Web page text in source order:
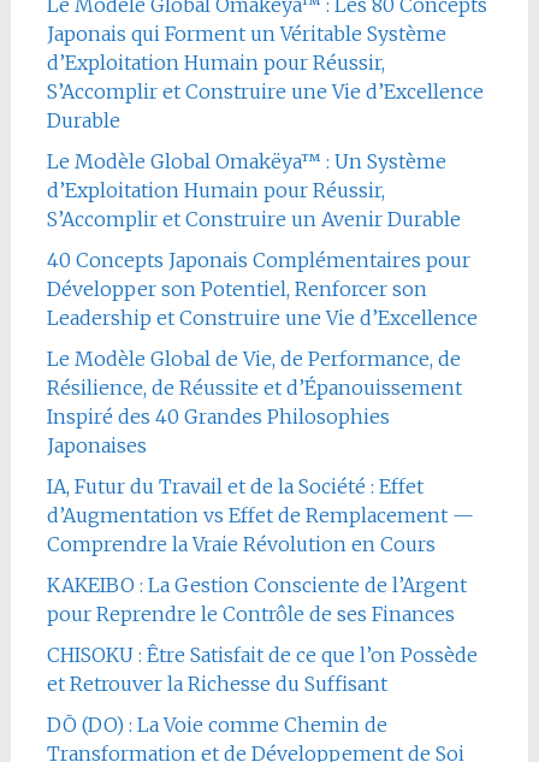
Le Modèle Global Omakëya™ : Les 80 Concepts
Japonais qui Forment un Véritable Système
d’Exploitation Humain pour Réussir,
S’Accomplir et Construire une Vie d’Excellence
Durable
Le Modèle Global Omakëya™ : Un Système
d’Exploitation Humain pour Réussir,
S’Accomplir et Construire un Avenir Durable
40 Concepts Japonais Complémentaires pour
Développer son Potentiel, Renforcer son
Leadership et Construire une Vie d’Excellence
Le Modèle Global de Vie, de Performance, de
Résilience, de Réussite et d’Épanouissement
Inspiré des 40 Grandes Philosophies
Japonaises
IA, Futur du Travail et de la Société : Effet
d’Augmentation vs Effet de Remplacement —
Comprendre la Vraie Révolution en Cours
KAKEIBO : La Gestion Consciente de l’Argent
pour Reprendre le Contrôle de ses Finances
CHISOKU : Être Satisfait de ce que l’on Possède
et Retrouver la Richesse du Suffisant
DŌ (DO) : La Voie comme Chemin de
Transformation et de Développement de Soi